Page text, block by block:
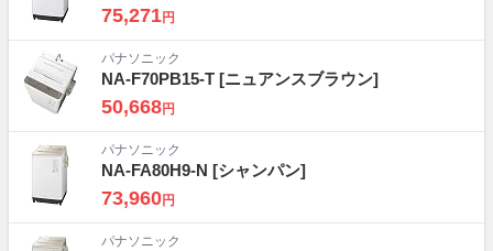
75,271円
パナソニック
NA-F70PB15-T [ニュアンスブラウン]
50,668円
パナソニック
NA-FA80H9-N [シャンパン]
73,960円
パナソニック